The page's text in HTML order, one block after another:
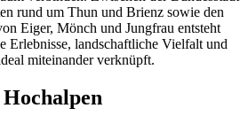
rund um Thun und Brienz sowie den
Eiger, Mönch und Jungfrau entsteht
Erlebnisse, landschaftliche Vielfalt und
miteinander verknüpft.
Hochalpen